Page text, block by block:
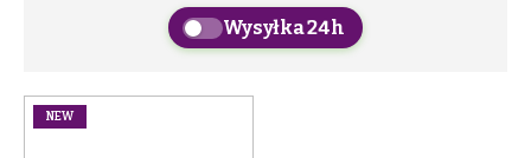
Wysyłka 24h
NEW